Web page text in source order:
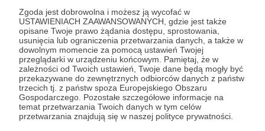
Zgoda jest dobrowolna i możesz ją wycofać w
USTAWIENIACH ZAAWANSOWANYCH, gdzie jest także
opisane Twoje prawo żądania dostępu, sprostowania,
usunięcia lub ograniczenia przetwarzania danych, a także w
dowolnym momencie za pomocą ustawień Twojej
przeglądarki w urządzeniu końcowym. Pamiętaj, że w
zależności od Twoich ustawień, Twoje dane będą mogły być
przekazywane do zewnętrznych odbiorców danych z państw
trzecich tj. z państw spoza Europejskiego Obszaru
Gospodarczego. Pozostałe szczegółowe informacje na
temat przetwarzania Twoich danych w tym celów
przetwarzania znajdują się w naszej polityce prywatności.
Koźmina Wlkp. - daj znać! Oprowadzę Ciebie po
cmentarzu żydowskim oraz pokażę ślady
żydowskiego życia w przestrzeni miasta!
Patroni: 0 Limit: 12
100 zł miesięcznie